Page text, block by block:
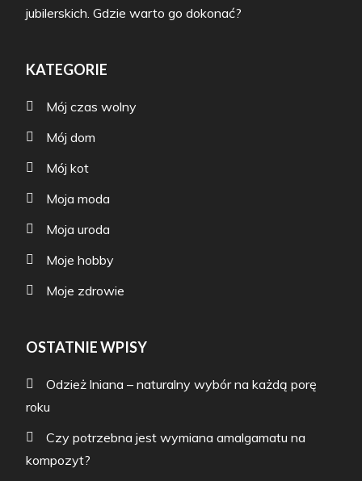
jubilerskich. Gdzie warto go dokonać?
KATEGORIE
Mój czas wolny
Mój dom
Mój kot
Moja moda
Moja uroda
Moje hobby
Moje zdrowie
OSTATNIE WPISY
Odzież lniana – naturalny wybór na każdą porę
roku
Czy potrzebna jest wymiana amalgamatu na
kompozyt?